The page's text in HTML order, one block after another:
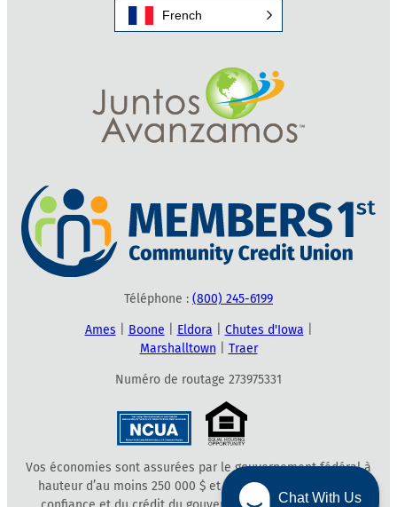
French
Téléphone : (800) 245-6199
Ames Boone Eldora Chutes d'Iowa
Marshalltown
Traer
Numéro de routage 273975331
Vos économies sont assurées par le gouvernement fédéral à
hauteur d’au moins 250 000 $ et bénéficient de la pleine
Chat With Us